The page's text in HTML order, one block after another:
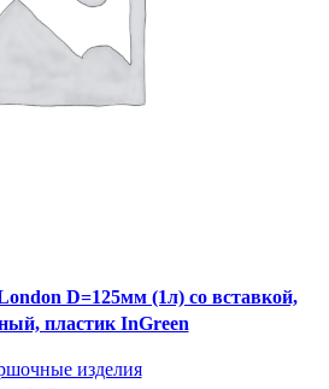
D=125мм (1л) со вставкой,
пластик InGreen
изделия